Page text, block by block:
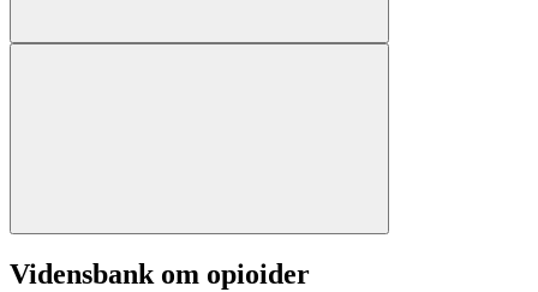
Vidensbank om opioider